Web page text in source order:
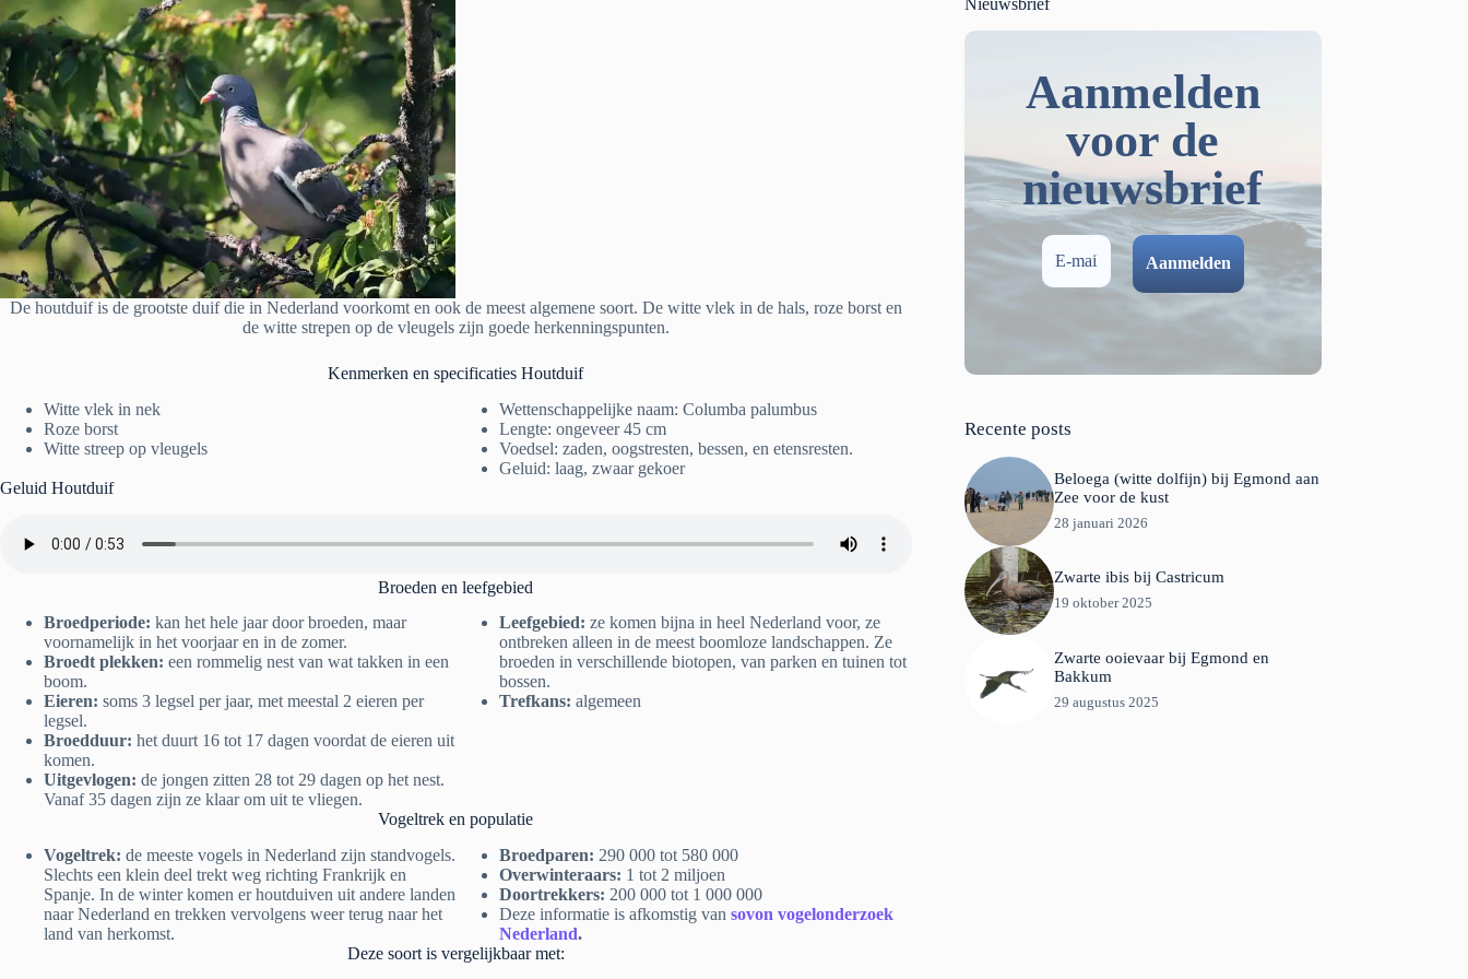
De houtduif is de grootste duif die in Nederland voorkomt en ook de meest algemene soort. De witte vlek in de hals, roze borst en
de witte strepen op de vleugels zijn goede herkenningspunten.
Kenmerken en specificaties Houtduif
Witte vlek in nek
Roze borst
Witte streep op vleugels
Wettenschappelijke naam: Columba palumbus
Lengte: ongeveer 45 cm
Voedsel: zaden, oogstresten, bessen, en etensresten.
Geluid: laag, zwaar gekoer
Geluid Houtduif
Broeden en leefgebied
Broedperiode: kan het hele jaar door broeden, maar
voornamelijk in het voorjaar en in de zomer.
Broedt plekken: een rommelig nest van wat takken in een
boom.
Eieren: soms 3 legsel per jaar, met meestal 2 eieren per
legsel.
Broedduur: het duurt 16 tot 17 dagen voordat de eieren uit
komen.
Uitgevlogen: de jongen zitten 28 tot 29 dagen op het nest.
Vanaf 35 dagen zijn ze klaar om uit te vliegen.
Leefgebied:ze komen bijna in heel Nederland voor, ze
ontbreken alleen in de meest boomloze landschappen. Ze
broeden in verschillende biotopen, van parken en tuinen tot
bossen.
Trefkans: algemeen
Vogeltrek en populatie
Vogeltrek: de meeste vogels in Nederland zijn standvogels.
Slechts een klein deel trekt weg richting Frankrijk en
Spanje. In de winter komen er houtduiven uit andere landen
naar Nederland en trekken vervolgens weer terug naar het
land van herkomst.
Broedparen: 290 000 tot 580 000
Overwinteraars: 1 tot 2 miljoen
Doortrekkers: 200 000 tot 1 000 000
Deze informatie is afkomstig van sovon vogelonderzoek
Nederland.
Deze soort is vergelijkbaar met:
Nieuwsbrief
Aanmelden
voor de
nieuwsbrief
Recente posts
Beloega (witte dolfijn) bij Egmond aan
Zee voor de kust
28 januari 2026
Zwarte ibis bij Castricum
19 oktober 2025
Zwarte ooievaar bij Egmond en
Bakkum
29 augustus 2025